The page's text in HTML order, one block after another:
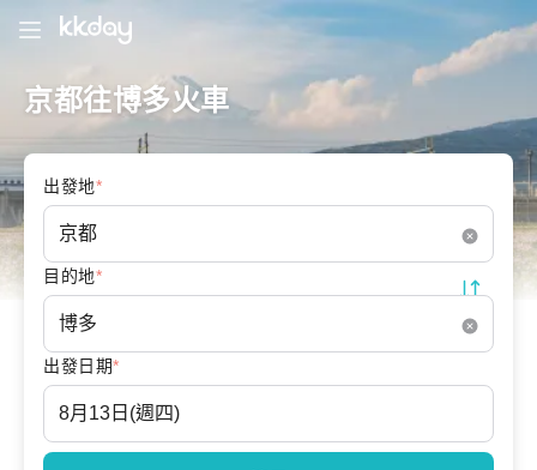
京都往博多火車
出發地*
目的地*
出發日期*